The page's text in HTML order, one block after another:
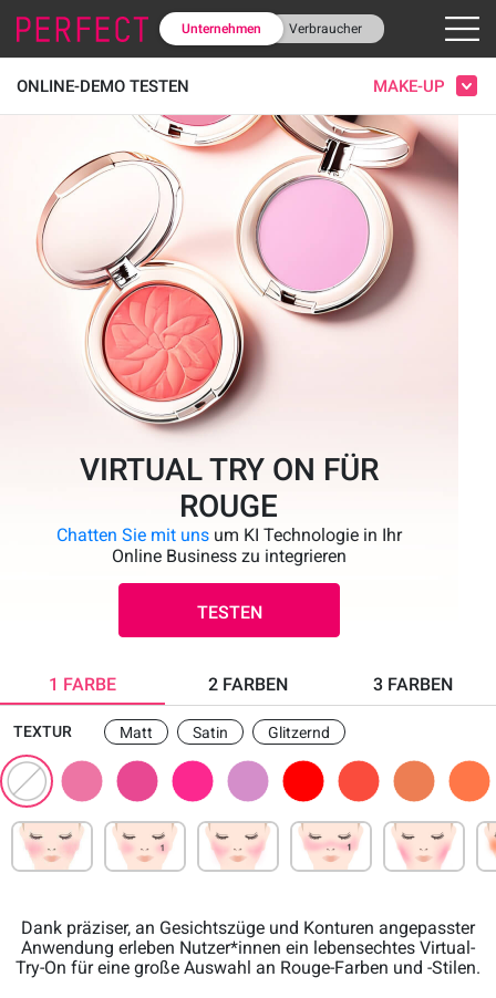
Unternehmen Verbraucher
ONLINE-DEMO TESTEN MAKE-UP
VIRTUAL TRY ON FÜR
ROUGE
Chatten Sie mit unsum KI Technologie in Ihr
Online Business zu integrieren
TESTEN
1 FARBE 2 FARBEN 3 FARBEN
TEXTUR Matt Satin Glitzernd
Dank präziser, an Gesichtszüge und Konturen angepasster
Anwendung erleben Nutzer*innen ein lebensechtes Virtual-
Try-On für eine große Auswahl an Rouge-Farben und -Stilen.